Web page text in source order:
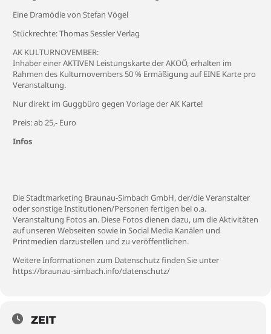
Eine Dramödie von Stefan Vögel
Stückrechte: Thomas Sessler Verlag
AK KULTURNOVEMBER:
Inhaber einer AKTIVEN Leistungskarte der AKOÖ, erhalten im
Rahmen des Kulturnovembers 50 % Ermäßigung auf EINE Karte pro
Veranstaltung.
Nur direkt im Guggbüro gegen Vorlage der AK Karte!
Preis: ab 25,- Euro
Infos
Die Stadtmarketing Braunau-Simbach GmbH, der/die Veranstalter
oder sonstige Institutionen/Personen fertigen bei o.a.
Veranstaltung Fotos an. Diese Fotos dienen dazu, um die Aktivitäten
auf unseren Webseiten sowie in Social Media Kanälen und
Printmedien darzustellen und zu veröffentlichen.
Weitere Informationen zum Datenschutz finden Sie unter
https://braunau-simbach.info/datenschutz/
ZEIT